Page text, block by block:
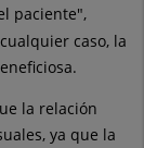
paciente",
caso, la
la relación
ya que la